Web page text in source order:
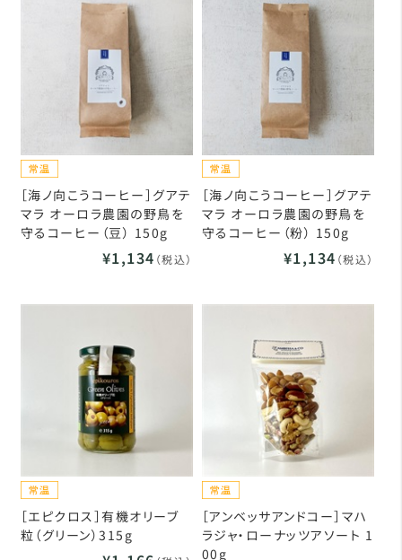
［海ノ向こうコーヒー］グアテ
マラ オーロラ農園の野鳥を
守るコーヒー（豆） 150g
¥1,134 （税込）
［海ノ向こうコーヒー］グアテ
マラ オーロラ農園の野鳥を
守るコーヒー（粉） 150g
¥1,134 （税込）
［エピクロス］有機オリーブ
粒（グリーン）315g
［アンベッサアンドコー］マハ
ラジャ・ローナッツアソート 1
00g